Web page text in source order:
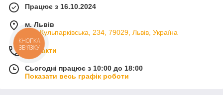
Працює з 16.10.2024
м. Львів
вул. Кульпарківська, 234, 79029, Львів, Україна
Контакти
Сьогодні працює з 10:00 до 18:00
Показати весь графік роботи
КНОПКА
ЗВ'ЯЗКУ